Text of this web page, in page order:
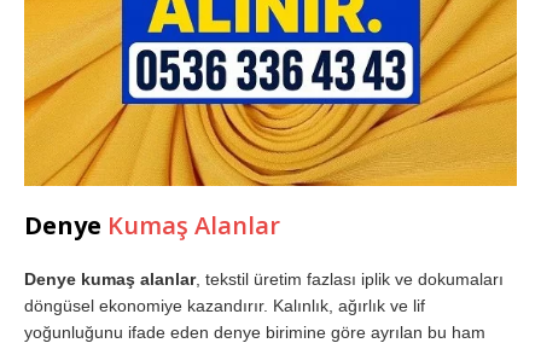
Denye Kumaş Alanlar
Denye kumaş alanlar, tekstil üretim fazlası iplik ve dokumaları
döngüsel ekonomiye kazandırır. Kalınlık, ağırlık ve lif
yoğunluğunu ifade eden denye birimine göre ayrılan bu ham